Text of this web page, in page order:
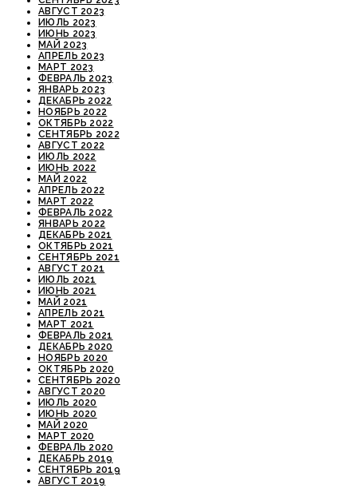
АВГУСТ 2023
ИЮЛЬ 2023
ИЮНЬ 2023
МАЙ 2023
АПРЕЛЬ 2023
МАРТ 2023
ФЕВРАЛЬ 2023
ЯНВАРЬ 2023
ДЕКАБРЬ 2022
НОЯБРЬ 2022
ОКТЯБРЬ 2022
СЕНТЯБРЬ 2022
АВГУСТ 2022
ИЮЛЬ 2022
ИЮНЬ 2022
МАЙ 2022
АПРЕЛЬ 2022
МАРТ 2022
ФЕВРАЛЬ 2022
ЯНВАРЬ 2022
ДЕКАБРЬ 2021
ОКТЯБРЬ 2021
СЕНТЯБРЬ 2021
АВГУСТ 2021
ИЮЛЬ 2021
ИЮНЬ 2021
МАЙ 2021
АПРЕЛЬ 2021
МАРТ 2021
ФЕВРАЛЬ 2021
ДЕКАБРЬ 2020
НОЯБРЬ 2020
ОКТЯБРЬ 2020
СЕНТЯБРЬ 2020
АВГУСТ 2020
ИЮЛЬ 2020
ИЮНЬ 2020
МАЙ 2020
МАРТ 2020
ФЕВРАЛЬ 2020
ДЕКАБРЬ 2019
СЕНТЯБРЬ 2019
АВГУСТ 2019